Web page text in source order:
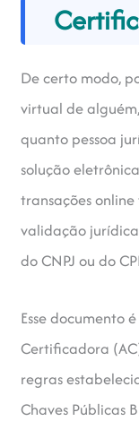
De certo modo,
virtual de
quanto pessoa
solução
transações
validação
do CNPJ ou do
Esse documento
Certificadora
regras
Chaves Públicas